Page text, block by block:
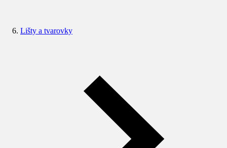
Lišty a tvarovky